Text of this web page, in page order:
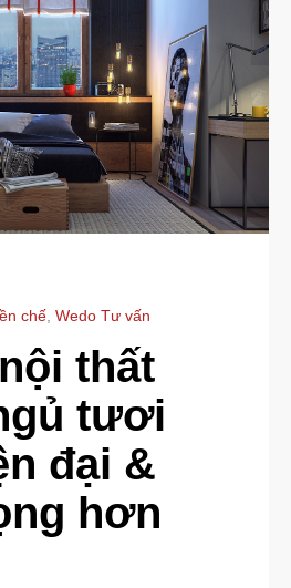
chế, Wedo Tư vấn
thất
tươi
đại &
hơn